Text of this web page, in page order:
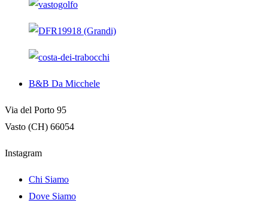
B&B Da Micchele
Via del Porto 95
Vasto (CH) 66054
Instagram
Chi Siamo
Dove Siamo